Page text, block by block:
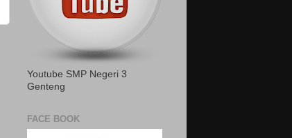
Youtube SMP Negeri 3
Genteng
FACE BOOK